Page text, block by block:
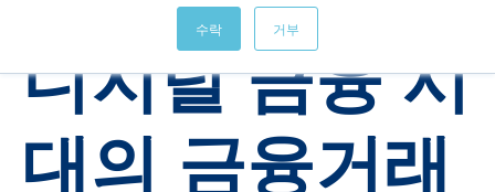
수락 거부
Payment
디지털 금융 시
대의 금융거래